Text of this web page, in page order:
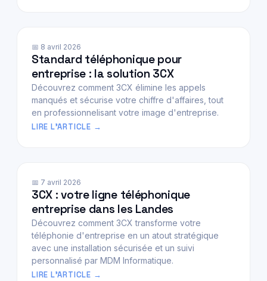
📅 8 avril 2026
Standard téléphonique pour
entreprise : la solution 3CX
Découvrez comment 3CX élimine les appels
manqués et sécurise votre chiffre d'affaires, tout
en professionnelisant votre image d'entreprise.
LIRE L'ARTICLE
📅 7 avril 2026
3CX : votre ligne téléphonique
entreprise dans les Landes
Découvrez comment 3CX transforme votre
téléphonie d'entreprise en un atout stratégique
avec une installation sécurisée et un suivi
personnalisé par MDM Informatique.
LIRE L'ARTICLE